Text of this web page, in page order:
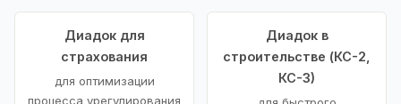
Диадок для
страхования
для оптимизации
процесса урегулирования
Диадок в
строительстве (КС-2,
КС-3)